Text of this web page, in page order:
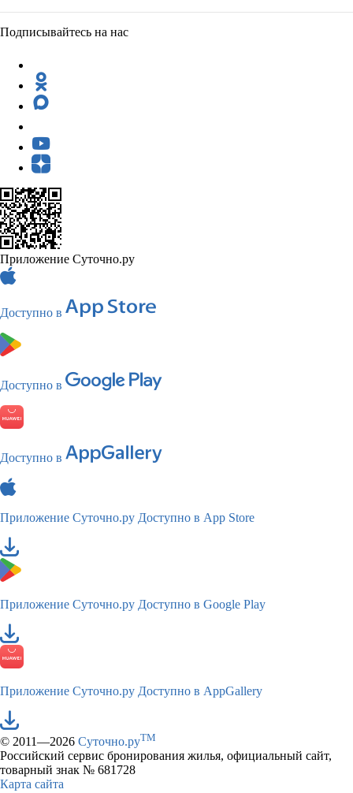
Подписывайтесь на нас
Приложение Суточно.ру
Доступно в
Доступно в
Доступно в
Приложение Суточно.ру Доступно в App Store
Приложение Суточно.ру Доступно в Google Play
Приложение Суточно.ру Доступно в AppGallery
© 2011—2026 Суточно.руTM
Российский сервис бронирования жилья, официальный сайт,
товарный знак № 681728
Карта сайта